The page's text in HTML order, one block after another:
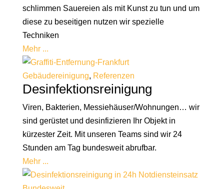
schlimmen Sauereien als mit Kunst zu tun und um
diese zu beseitigen nutzen wir spezielle
Techniken
Mehr ...
Gebäudereinigung, Referenzen
Desinfektionsreinigung
Viren, Bakterien, Messiehäuser/Wohnungen… wir
sind gerüstet und desinfizieren Ihr Objekt in
kürzester Zeit. Mit unseren Teams sind wir 24
Stunden am Tag bundesweit abrufbar.
Mehr ...